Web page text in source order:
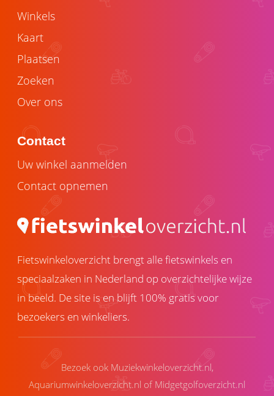
Winkels
Kaart
Plaatsen
Zoeken
Over ons
Contact
Uw winkel aanmelden
Contact opnemen
Fietswinkeloverzicht brengt alle fietswinkels en
speciaalzaken in Nederland op overzichtelijke wijze
in beeld. De site is en blijft 100% gratis voor
bezoekers en winkeliers.
Bezoek ook Muziekwinkeloverzicht.nl,
Aquariumwinkeloverzicht.nl of Midgetgolfoverzicht.nl